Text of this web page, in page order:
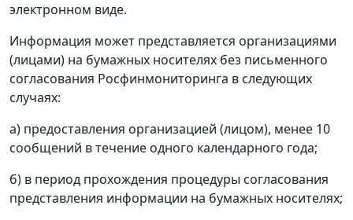
электронном виде.
Информация может представляется организациями
(лицами) на бумажных носителях без письменного
согласования Росфинмониторинга в следующих
случаях:
а) предоставления организацией (лицом), менее 10
сообщений в течение одного календарного года;
б) в период прохождения процедуры согласования
представления информации на бумажных носителях;